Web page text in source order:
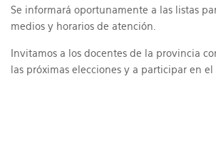
Se informará oportunamente a las listas
medios y horarios de atención.
Invitamos a los docentes de la provincia
las próximas elecciones y a participar en el